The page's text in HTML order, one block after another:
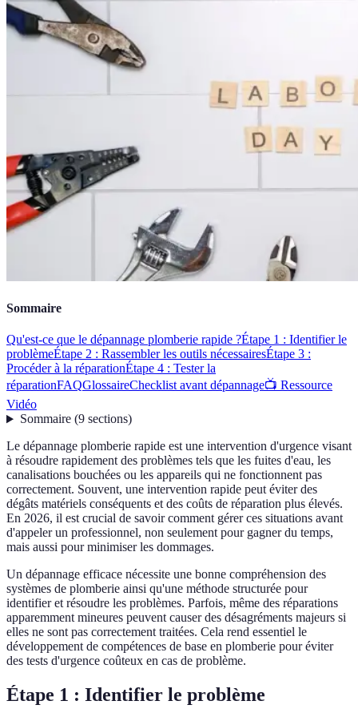
Sommaire
Qu'est-ce que le dépannage plomberie rapide ?Étape 1 : Identifier le
problèmeÉtape 2 : Rassembler les outils nécessairesÉtape 3 :
Procéder à la réparationÉtape 4 : Tester la
réparationFAQGlossaireChecklist avant dépannage📺 Ressource
Vidéo
Sommaire(9 sections)
Le dépannage plomberie rapide est une intervention d'urgence visant
à résoudre rapidement des problèmes tels que les fuites d'eau, les
canalisations bouchées ou les appareils qui ne fonctionnent pas
correctement. Souvent, une intervention rapide peut éviter des
dégâts matériels conséquents et des coûts de réparation plus élevés.
En 2026, il est crucial de savoir comment gérer ces situations avant
d'appeler un professionnel, non seulement pour gagner du temps,
mais aussi pour minimiser les dommages.
Un dépannage efficace nécessite une bonne compréhension des
systèmes de plomberie ainsi qu'une méthode structurée pour
identifier et résoudre les problèmes. Parfois, même des réparations
apparemment mineures peuvent causer des désagréments majeurs si
elles ne sont pas correctement traitées. Cela rend essentiel le
développement de compétences de base en plomberie pour éviter
des tests d'urgence coûteux en cas de problème.
Étape 1 : Identifier le problème